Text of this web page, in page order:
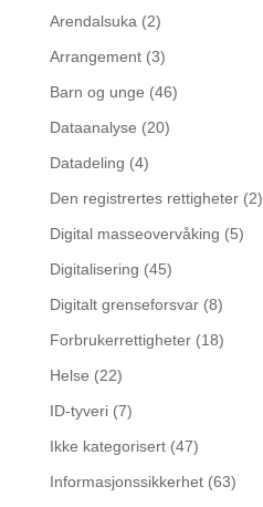
Arendalsuka (2)
Arrangement(3)
Barn og unge (46)
Dataanalyse (20)
Datadeling (4)
Den registrertes rettigheter(2)
Digital masseovervåking (5)
Digitalisering (45)
Digitalt grenseforsvar(8)
Forbrukerrettigheter(18)
Helse (22)
ID-tyveri(7)
Ikke kategorisert(47)
Informasjonssikkerhet(63)